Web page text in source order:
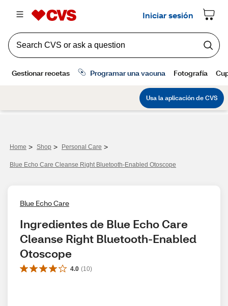
Home > Shop > Personal Care >
Blue Echo Care Cleanse Right Bluetooth-Enabled Otoscope
Blue Echo Care
Ingredientes de Blue Echo Care
Cleanse Right Bluetooth-Enabled
Otoscope
4.0 (10)